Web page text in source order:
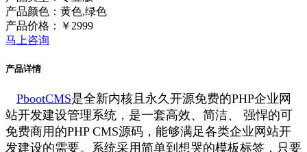
产品颜色：黄色,绿色
产品价格：￥2999
马上咨询
产品详情
PbootCMS是全新内核且永久开源免费的PHP企业网
站开发建设管理系统，是一套高效、简洁、 强悍的可
免费商用的PHP CMS源码，能够满足各类企业网站开
发建设的需要。系统采用简单到想哭的模板标签，只要